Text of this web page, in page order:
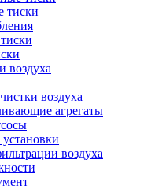
тиски
воздуха
воздуха
агрегаты
воздуха